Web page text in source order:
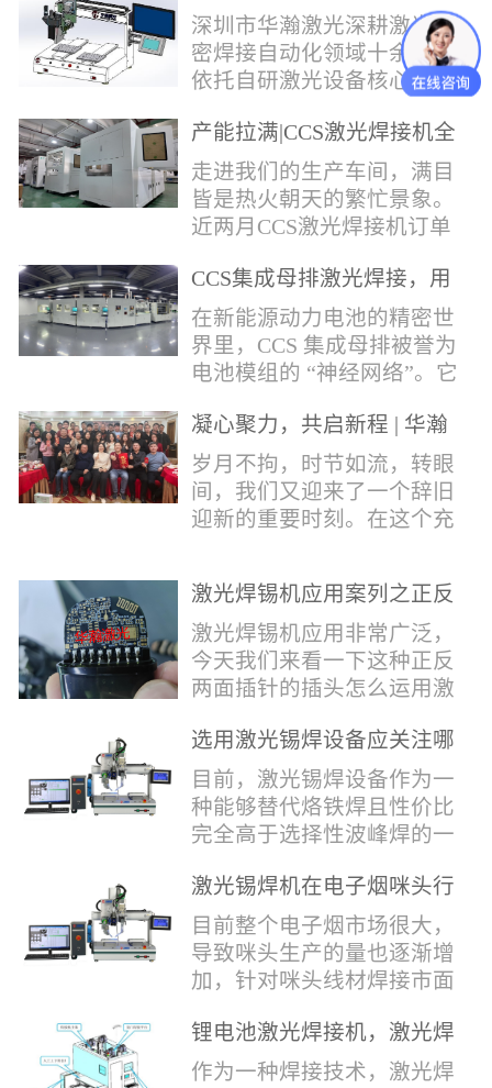
环机，实现焊点标准化量产
深圳市华瀚激光深耕激光精
密焊接自动化领域十余年，
依托自研激光设备核心技
环挤压成型机、多功能锡环
卷绕成型机，两套专业锡环
制备设备，预制标准化锡环
搭配激光定点熔锡工艺，从
方位解决精密电子量产焊接
痛点。预制锡环焊接工艺预
制锡环焊接工艺，核心优势
明显：1.锡料定量可控：锡
环设备提前卷绕/挤压成型，
每一枚锡环锡含量标准化，
激光一次性熔融，焊点大
小、锡厚高度统一...
产能拉满|CCS激光焊接机全
力量产冲刺
走进我们的生产车间，满目
皆是热火朝天的繁忙景象。
近两月CCS激光焊接机订单
和，全员火力全开，全力奔
赴交付节点，用硬核产能响
应市场需求，用严苛品质回
馈每一份客户信任。市场认
的技术、高效智能的生产优
势与零缺陷的品控标准，我
们的CCS激光焊接机持续斩
获大量订单，近两月产能全
开、排期紧凑，生产线有序
整机调试、性能检测到成品
CCS集成母排激光焊接，用
微米级工艺守护新能源电池
生命线
在新能源动力电池的精密世
界里，CCS 集成母排被誉为
电池模组的 “神经网络”。它
电，更承载着电压、温度信
号的实时采集，是连接电芯
与BMS电池管理系统的关键
桥梁。而连接这一切的，正
领域十余载，没有华丽的措
辞，只有最朴实的工艺呈
现，为客户解决实实在在的
落地生产难题。决定电池安
全的“微米关卡”随着新能源
汽车与储能市场爆发式增
凝心聚力，共启新程 | 华瀚
激光年度盛典
岁月不拘，时节如流，转眼
间，我们又迎来了一个辞旧
迎新的重要时刻。在这个充
堂，共同回顾了过去一年的
奋斗与辉煌，分享了成功的
喜悦，并对新的一年充满了
无限憧憬。回望过去，铭记
经理尹建中先生发表了振奋
人心的讲话。他首先对全体
员工在过去一年中的辛勤付
出和卓越贡献表示了最衷心
的感谢，并全面回顾了公司
在过去一年里取得的各项成
激光焊锡机应用案列之正反
两面插针焊接
激光焊锡机应用非常广泛，
今天我们来看一下这种正反
两面插针的插头怎么运用激
反两面都有插针的插头，其
焊接的方式还是有一定的难
点的，第一回流焊和自动烙
铁焊都不合适，因为对面一
会烫伤，在加上有干涉，烙
铁头不方便下去，目前在大
多数情况只能采用人工焊
接，目前人工成本贵，流动
性大，焊接的品质也难保
证。 但采用激光...
选用激光锡焊设备应关注哪
些方面
目前，激光锡焊设备作为一
种能够替代烙铁焊且性价比
完全高于选择性波峰焊的一
来越多的企业关注与使用，
那么在选择激光锡焊设备方
面应该关注哪几点哪？
其一，激光锡焊接设备上
动力核心部件，激光器肯定
是锡焊接设备最至关重要的
一环。目前作为激光锡焊接
激光锡焊机在电子烟咪头行
业的应用
目前整个电子烟市场很大，
导致咪头生产的量也逐渐增
加，针对咪头线材焊接市面
统烙铁焊接，优势价格便
宜，咪头焊接自动化生产线
锂电池激光焊接机，激光焊
锡机厂家如何选？
作为一种焊接技术，激光焊